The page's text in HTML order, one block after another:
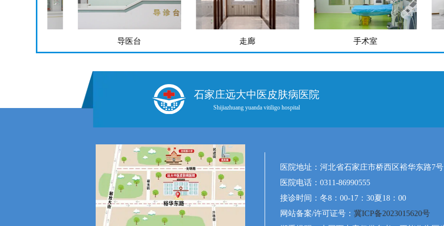
石家庄远大中医皮肤病医院
Shijiazhuang yuanda vitiligo hospital
医院地址：河北省石家庄市桥西区裕华东路7号
医院电话：0311-86990555
接诊时间：冬8：00-17：30夏18：00
网站备案/许可证号： 冀ICP备2023015620号